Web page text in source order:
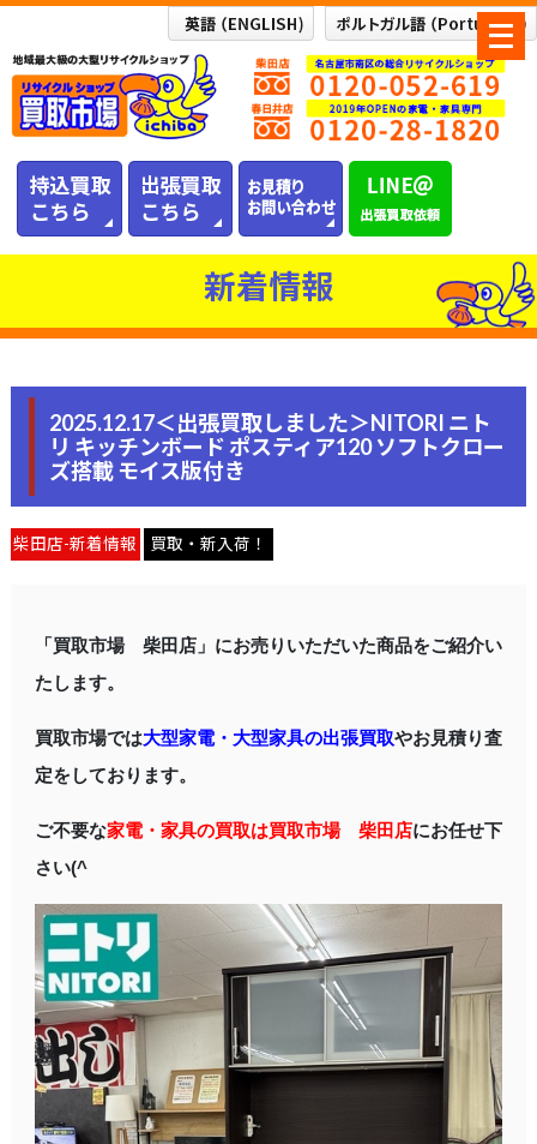
メ
ニ
ュ
ー
新着情報
2025.12.17＜出張買取しました＞NITORI ニト
リ キッチンボード ポスティア120 ソフトクロー
ズ搭載 モイス版付き
柴田店-新着情報 買取・新入荷！
「買取市場 柴田店」にお売りいただいた商品をご紹介い
たします。
買取市場では大型家電・大型家具の出張買取やお見積り査
定をしております。
ご不要な家電・家具の買取は買取市場 柴田店にお任せ下
さい(^